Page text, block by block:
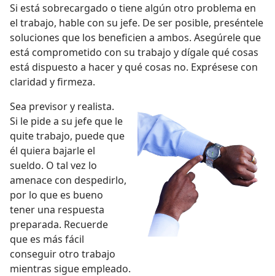
Si está sobrecargado o tiene algún otro problema en
el trabajo, hable con su jefe. De ser posible, preséntele
soluciones que los beneficien a ambos. Asegúrele que
está comprometido con su trabajo y dígale qué cosas
está dispuesto a hacer y qué cosas no. Exprésese con
claridad y firmeza.
Sea previsor y realista.
Si le pide a su jefe que le
quite trabajo, puede que
él quiera bajarle el
sueldo. O tal vez lo
amenace con despedirlo,
por lo que es bueno
tener una respuesta
preparada. Recuerde
que es más fácil
conseguir otro trabajo
mientras sigue empleado.